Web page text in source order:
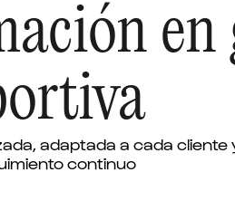
en
adaptada a cada cliente
continuo